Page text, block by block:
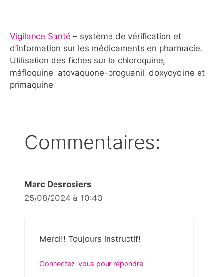
Vigilance Santé – système de vérification et
d’information sur les médicaments en pharmacie.
Utilisation des fiches sur la chloroquine,
méfloquine, atovaquone-proguanil, doxycycline et
primaquine.
Commentaires:
Marc Desrosiers
25/08/2024 à 10:43
Merci!! Toujours instructif!
Connectez-vous pour répondre